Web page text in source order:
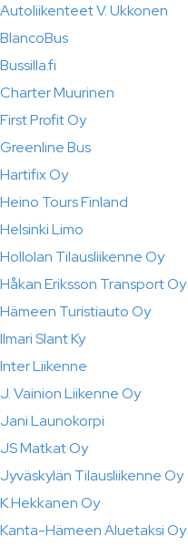
Autoliikenteet V. Ukkonen
BlancoBus
Bussilla.fi
Charter Muurinen
First Profit Oy
Greenline Bus
Hartifix Oy
Heino Tours Finland
Helsinki Limo
Hollolan Tilausliikenne Oy
Håkan Eriksson Transport Oy
Hämeen Turistiauto Oy
Ilmari Slant Ky
Inter Liikenne
J. Vainion Liikenne Oy
Jani Launokorpi
JS Matkat Oy
Jyväskylän Tilausliikenne Oy
K.Hekkanen Oy
Kanta-Hämeen Aluetaksi Oy